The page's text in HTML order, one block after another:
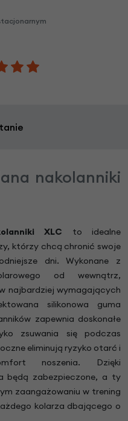
nakolanniki
XLC to idealne
którzy chcą chronić swoje
dni. Wykonane z
od wewnątrz,
najbardziej wymagających
silikonowa guma
zapewnia doskonałe
zsuwania się podczas
eliminują ryzyko otarć i
noszenia. Dzięki
będą zabezpieczone, a ty
zaangażowaniu w trening
kolarza dbającego o